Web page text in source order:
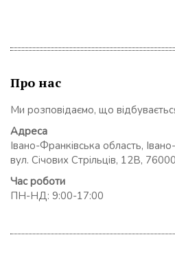
Про нас
Ми розповідаємо, що
Адреса
Івано-Франківська область,
вул. Січових Стрільців, 12В, 76000
Час роботи
ПН-НД: 9:00-17:00